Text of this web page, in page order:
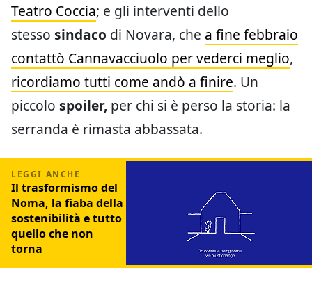
Teatro Coccia; e gli interventi dello
stesso sindaco di Novara, che a fine febbraio
contattò Cannavacciuolo per vederci meglio,
ricordiamo tutti come andò a finire. Un
piccolo spoiler, per chi si è perso la storia: la
serranda è rimasta abbassata.
Il trasformismo del
Noma, la fiaba della
sostenibilità e tutto
quello che non
torna